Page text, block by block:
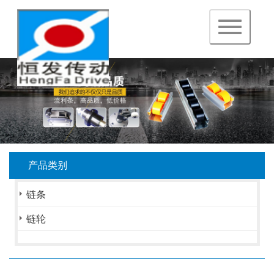
navigation
产品类别
链条
链轮